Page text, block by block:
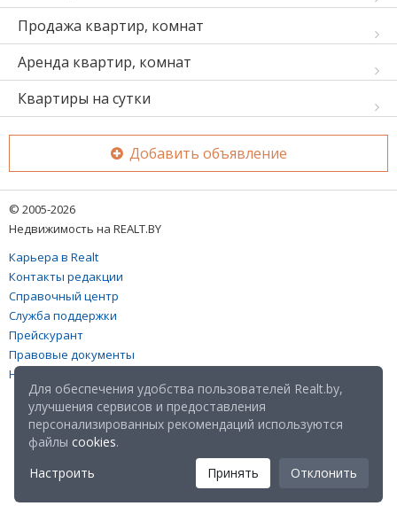
Продажа квартир, комнат
Аренда квартир, комнат
Квартиры на сутки
Добавить объявление
© 2005-2026
Недвижимость на REALT.BY
Карьера в Realt
Контакты редакции
Справочный центр
Служба поддержки
Прейскурант
Правовые документы
Настройка файлов cookies
Для обеспечения удобства пользователей Realt.by,
улучшения сервисов и предоставления
персонализированных рекомендаций используются
файлы cookies.
Настроить
Принять Отклонить